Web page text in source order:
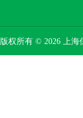
版权所有 © 2026 上海